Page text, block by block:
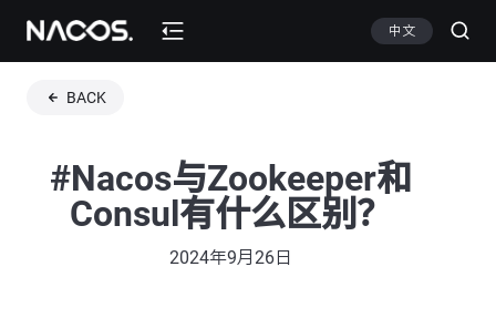
中文
BACK
#Nacos与Zookeeper和
Consul有什么区别？
2024年9月26日